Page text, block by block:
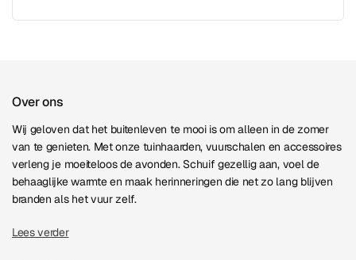
Over ons
Wij geloven dat het buitenleven te mooi is om alleen in de zomer
van te genieten. Met onze tuinhaarden, vuurschalen en accessoires
verleng je moeiteloos de avonden. Schuif gezellig aan, voel de
behaaglijke warmte en maak herinneringen die net zo lang blijven
branden als het vuur zelf.
Lees verder